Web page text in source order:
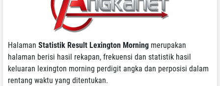
Halaman Statistik Result Lexington Morning merupakan
halaman berisi hasil rekapan, frekuensi dan statistik hasil
keluaran lexington morning perdigit angka dan perposisi dalam
rentang waktu yang ditentukan.